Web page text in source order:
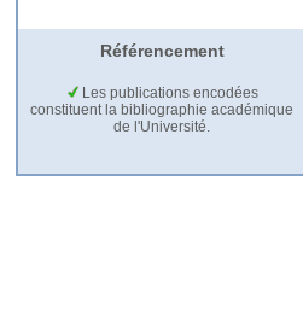
Référencement
Les publications encodées
constituent la bibliographie académique
de l'Université.